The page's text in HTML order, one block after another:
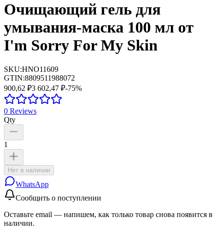
Очищающий гель для
умывания-маска 100 мл от
I'm Sorry For My Skin
SKU:HNO11609
GTIN:8809511988072
900,62 ₽3 602,47 ₽-75%
0 Reviews
Qty
1
Нет в наличии
WhatsApp
Сообщить о поступлении
Оставьте email — напишем, как только товар снова появится в
наличии.